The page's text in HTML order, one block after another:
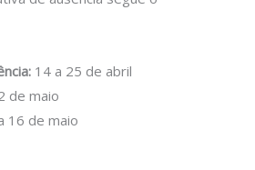
14 a 25 de abril
de maio
16 de maio